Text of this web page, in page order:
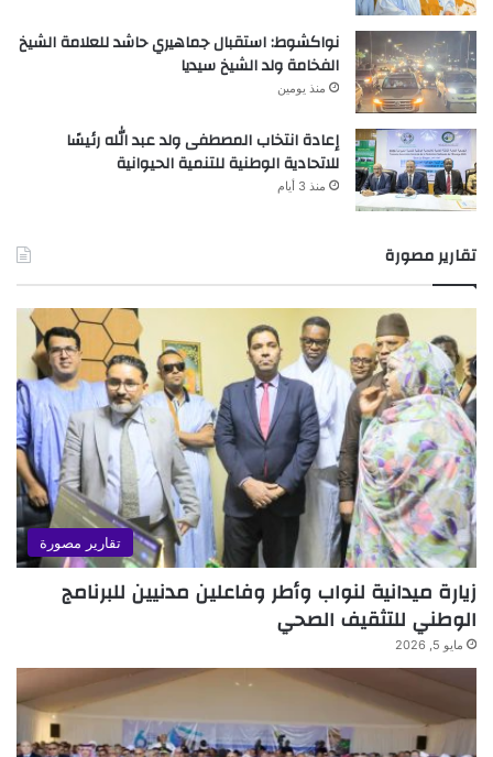
نواكشوط: استقبال جماهيري حاشد للعلامة الشيخ
الفخامة ولد الشيخ سيديا
منذ يومين
إعادة انتخاب المصطفى ولد عبد الله رئيسًا
للاتحادية الوطنية للتنمية الحيوانية
منذ 3 أيام
تقارير مصورة
تقارير مصورة
زيارة ميدانية لنواب وأطر وفاعلين مدنيين للبرنامج
الوطني للتثقيف الصحي
مايو 5, 2026